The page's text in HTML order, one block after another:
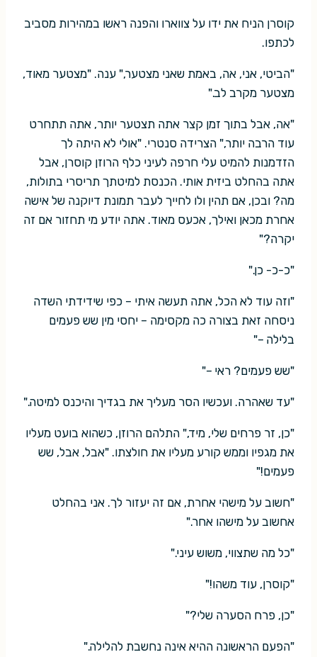
קוסרן הניח את ידו על צווארו והפנה ראשו במהירות מסביב
לכתפו.
"הביטי, אני, אה, באמת שאני מצטער," ענה. "מצטער מאוד,
מצטער מקרב לב."
"אה, אבל בתוך זמן קצר אתה תצטער יותר, אתה תתחרט
עוד הרבה יותר," הצרידה סנטרי. "אולי לא היתה לך
הזדמנות להמיט עלי חרפה לעיני כלף הרוזן קוסרן, אבל
אתה בהחלט ביזית אותי. הכנסת למיטתך תריסרי בתולות,
מה? ובכן, אם תהין ולו לחייך לעבר תמונת דיוקנה של אישה
אחרת מכאן ואילך, אכעס מאוד. אתה יודע מי תחזור אם זה
יקרה?"
"כ-כ- כן."
"וזה עוד לא הכל, אתה תעשה איתי – כפי שידידתי השדה
ניסחה זאת בצורה כה מקסימה – יחסי מין שש פעמים
בלילה –"
"שש פעמים? ראי –"
"עד שאהרה. ועכשיו הסר מעליך את בגדיך והיכנס למיטה."
"כן, זר פרחים שלי, מיד," התלהם הרוזן, כשהוא בועט מעליו
את מגפיו וממש קורע מעליו את חולצתו. "אבל, אבל, שש
פעמים!"
"חשוב על מישהי אחרת, אם זה יעזור לך. אני בהחלט
אחשוב על מישהו אחר."
"כל מה שתצווי, משוש עיני."
"קוסרן, עוד משהו!"
"כן, פרח הסערה שלי?"
"הפעם הראשונה ההיא אינה נחשבת להלילה."